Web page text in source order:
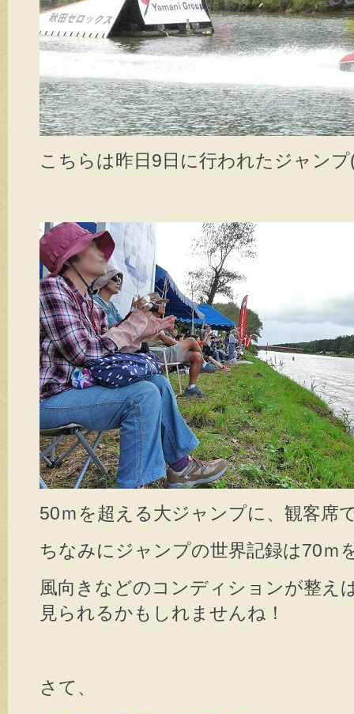
こちらは昨日9日に行われたジャン
50ｍを超える大ジャンプに、観客席
ちなみにジャンプの世界記録は70ｍ
風向きなどのコンディションが整え
見られるかもしれませんね！
さて、